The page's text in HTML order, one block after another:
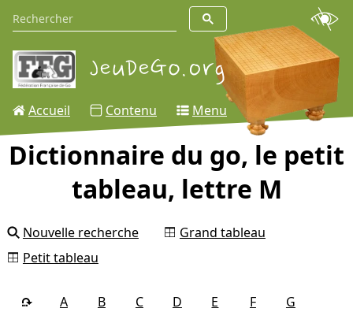
Accueil Contenu Menu
Dictionnaire du go, le petit
tableau, lettre M
Nouvelle recherche
Grand tableau
Petit tableau
A B C D E F G